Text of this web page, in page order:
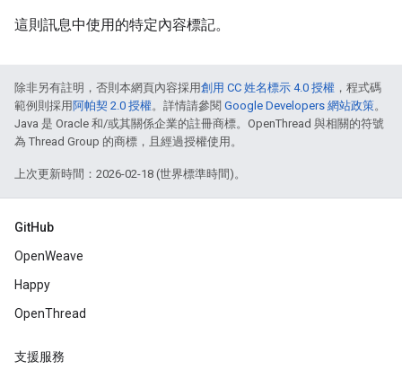
這則訊息中使用的特定內容標記。
除非另有註明，否則本網頁內容採用創用 CC 姓名標示 4.0 授權 ，程式碼
範例則採用 阿帕契 2.0 授權。詳情請參閱 Google Developers 網站政策。
Java 是 Oracle 和/或其關係企業的註冊商標。OpenThread 與相關的符號
為 Thread Group 的商標，且經過授權使用。
上次更新時間：2026-02-18 (世界標準時間)。
GitHub
OpenWeave
Happy
OpenThread
支援服務